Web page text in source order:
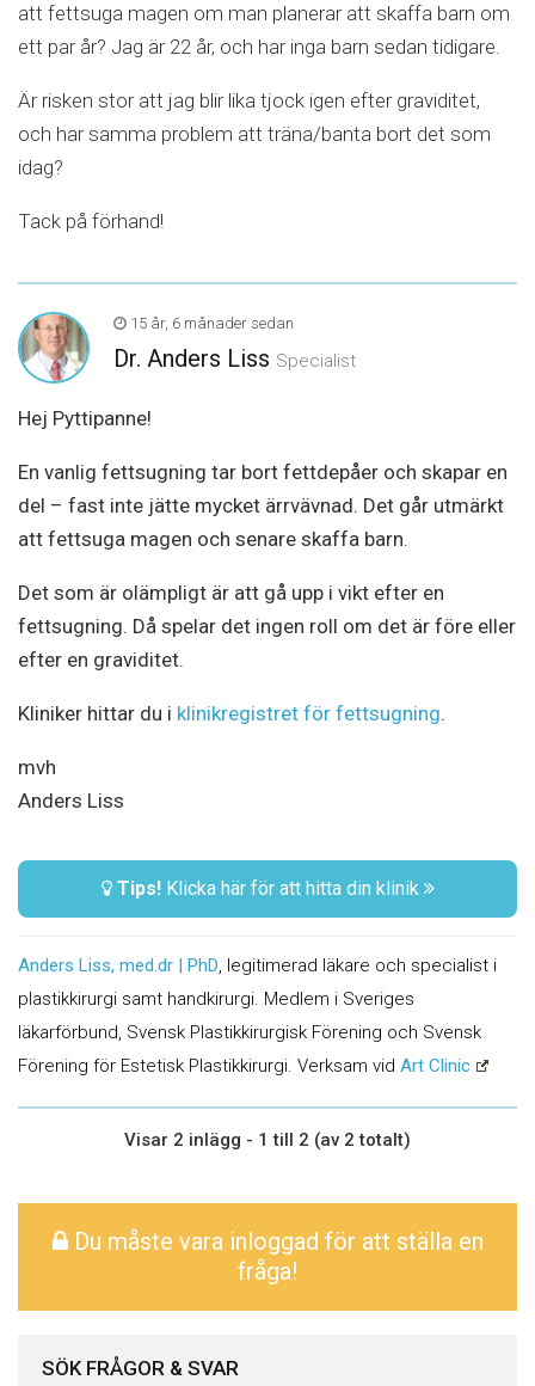
att fettsuga magen om man planerar att skaffa barn om
ett par år? Jag är 22 år, och har inga barn sedan tidigare.
Är risken stor att jag blir lika tjock igen efter graviditet,
och har samma problem att träna/banta bort det som
idag?
Tack på förhand!
15 år, 6 månader sedan
Dr. Anders Liss Specialist
Hej Pyttipanne!
En vanlig fettsugning tar bort fettdepåer och skapar en
del – fast inte jätte mycket ärrvävnad. Det går utmärkt
att fettsuga magen och senare skaffa barn.
Det som är olämpligt är att gå upp i vikt efter en
fettsugning. Då spelar det ingen roll om det är före eller
efter en graviditet.
Kliniker hittar du i klinikregistret för fettsugning.
mvh
Anders Liss
Tips!Klicka här för att hitta din klinik
Anders Liss, med.dr | PhD, legitimerad läkare och specialist i
plastikkirurgi samt handkirurgi. Medlem i Sveriges
läkarförbund, Svensk Plastikkirurgisk Förening och Svensk
Förening för Estetisk Plastikkirurgi. Verksam vid Art Clinic
Visar 2 inlägg - 1 till 2 (av 2 totalt)
Du måste vara inloggad för att ställa en
fråga!
SÖK FRÅGOR & SVAR